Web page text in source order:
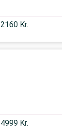
2160 Kr.
4999 Kr.